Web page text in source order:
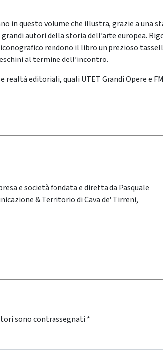
in questo volume che illustra, grazie a una
autori della storia dell’arte europea.
rendono il libro un prezioso
al termine dell’incontro.
editoriali, quali UTET Grandi Opere e
e società fondata e diretta da Pasquale
& Territorio di Cava de' Tirreni,
sono contrassegnati *